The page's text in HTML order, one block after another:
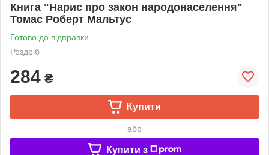
Книга "Нарис про закон народонаселення"
Томас Роберт Мальтус
Готово до відправки
Роздріб
284 ₴
Купити
або
Купити з